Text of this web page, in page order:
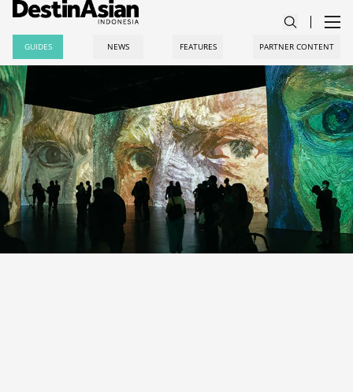
GUIDES NEWS FEATURES PARTNER CONTENT